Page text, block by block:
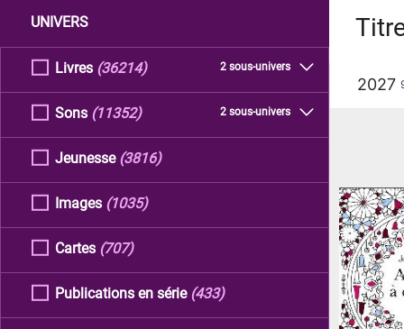
UNIVERS
Livres 2 sous-univers
(36214)
Sons 2 sous-univers
(11352)
Jeunesse (3816)
Images (1035)
Cartes (707)
Publications en série (433)
2027